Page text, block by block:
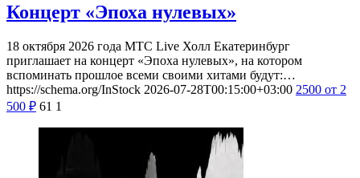
Концерт «Эпоха нулевых»
18 октября 2026 года МТС Live Холл Екатеринбург
приглашает на концерт «Эпоха нулевых», на котором
вспоминать прошлое всеми своими хитами будут:…
https://schema.org/InStock 2026-07-28T00:15:00+03:00 2500 от 2
500 ₽ 61 1